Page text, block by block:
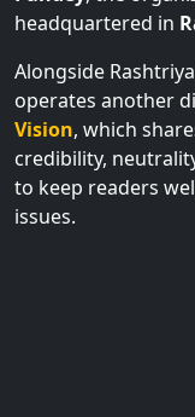
headquartered in
Alongside
operates another
Vision, which
credibility,
to keep readers
issues.